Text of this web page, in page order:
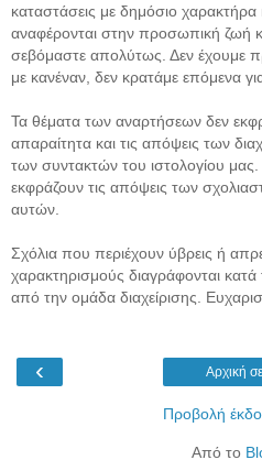
καταστάσεις με δημόσιο χαρακτήρα
αναφέρονται στην προσωπική ζωή
σεβόμαστε απολύτως. Δεν έχουμε
με κανέναν, δεν κρατάμε επόμενα
Τα θέματα των αναρτήσεων δεν
απαραίτητα και τις απόψεις των
των συντακτών του ιστολογίου μας.
εκφράζουν τις απόψεις των
αυτών.
Σχόλια που περιέχουν ύβρεις ή
χαρακτηρισμούς διαγράφονται κατά
από την ομάδα διαχείρισης.
‹ Αρχική
Προβολή
Από το